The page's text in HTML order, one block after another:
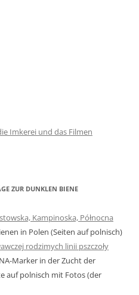
Imkerei und das Filmen
ZUR DUNKLEN BIENE
Kampinoska, Północna
in Polen (Seiten auf polnisch)
rodzimych linii pszczoły
Marker in der Zucht der
auf polnisch mit Fotos (der